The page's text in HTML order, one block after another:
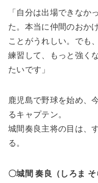
「自分は出場できなか
た。本当に仲間のおか
ことがうれしい。でも
練習して、もっと強く
たいです」
鹿児島で野球を始め、
るキャプテン。
城間奏良主将の目は、
る。
〇城間 奏良（しろま そ